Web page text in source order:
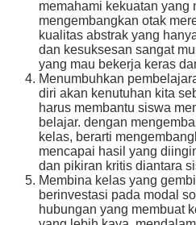
memahami kekuatan yang
mengembangkan otak
kualitas abstrak yang
dan kesuksesan sangat
yang mau bekerja keras
Menumbuhkan
diri akan kenutuhan kita
harus membantu siswa
belajar. dengan
kelas, berarti
mencapai hasil yang
dan pikiran kritis diantara
Membina kelas yang
berinvestasi pada modal
hubungan yang membuat